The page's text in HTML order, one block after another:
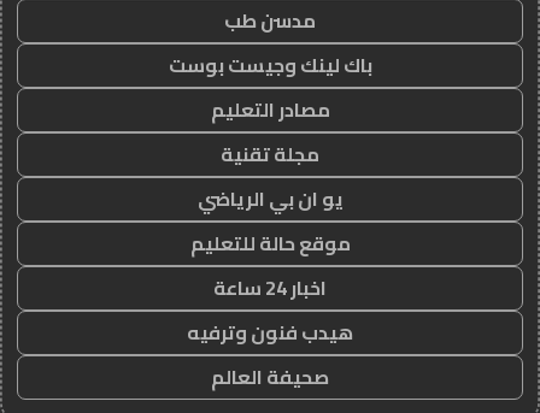
مدسن طب
باك لينك وجيست بوست
مصادر التعليم
مجلة تقنية
يو ان بي الرياضي
موقع حالة للتعليم
اخبار 24 ساعة
هيدب فنون وترفيه
صحيفة العالم